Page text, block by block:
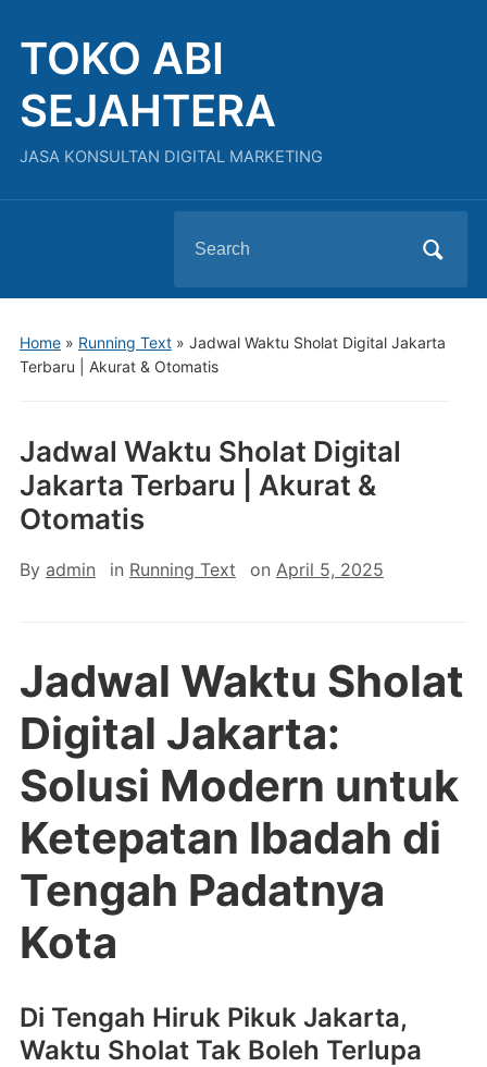
TOKO ABI
SEJAHTERA
JASA KONSULTAN DIGITAL MARKETING
for:
Home» Running Text» Jadwal Waktu Sholat Digital Jakarta
Terbaru | Akurat & Otomatis
Jadwal Waktu Sholat Digital
Jakarta Terbaru | Akurat &
Otomatis
By admin in Running Text on April 5, 2025
Jadwal Waktu Sholat
Digital Jakarta:
Solusi Modern untuk
Ketepatan Ibadah di
Tengah Padatnya
Kota
Di Tengah Hiruk Pikuk Jakarta,
Waktu Sholat Tak Boleh Terlupa